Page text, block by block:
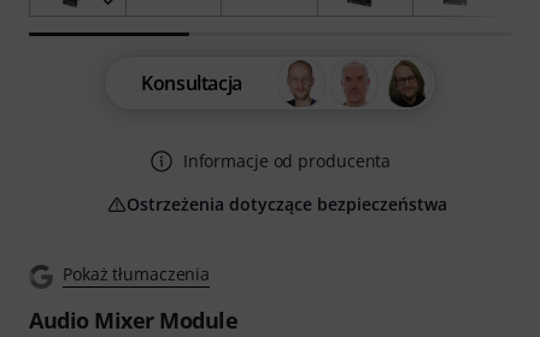
Pokaż tłumaczenia
Audio Mixer Module
Konsultacja
Informacje od producenta
Ostrzeżenia dotyczące bezpieczeństwa